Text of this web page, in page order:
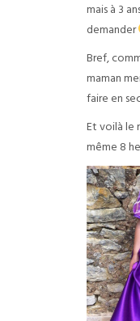
mais à 3
demander
Bref,
maman
faire en
Et voilà le
même 8